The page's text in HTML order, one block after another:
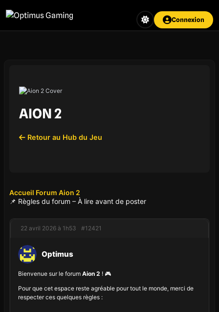
au
contenu
Connexion
AION 2
Retour au Hub du Jeu
Accueil Forum Aion 2
📌 Règles du forum – À lire avant de poster
22 avril 2026 à 1h53 #12421
Optimus
Bienvenue sur le forum Aion 2 ! 🎮
Pour que cet espace reste agréable pour tout le monde, merci de
respecter ces quelques règles :